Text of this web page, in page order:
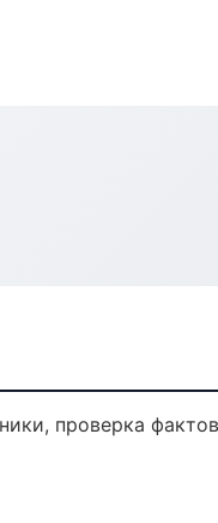
проверка